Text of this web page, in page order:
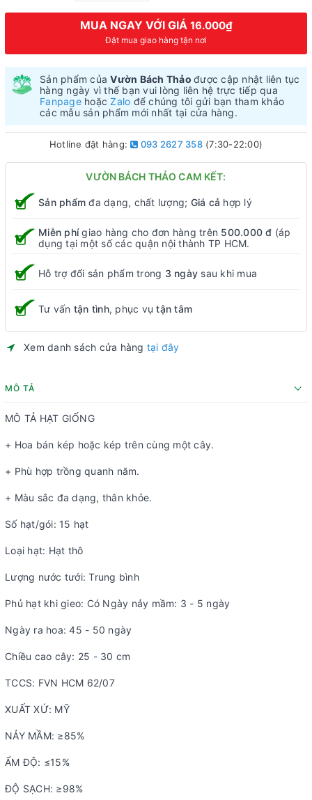
MUA NGAY VỚI GIÁ 16.000₫
Đặt mua giao hàng tận nơi
Sản phẩm củaVườn Bách Thảo được cập nhật liên tục
hàng ngày vì thế bạn vui lòng liên hệ trực tiếp qua
FanpagehoặcZalo để chúng tôi gửi bạn tham khảo
các mẫu sản phẩm mới nhất tại cửa hàng.
Hotline đặt hàng: 093 2627 358(7:30-22:00)
VƯỜN BÁCH THẢO CAM KẾT:
Sản phẩm đa dạng, chất lượng; Giá cả hợp lý
Miễn phígiao hàng cho đơn hàng trên 500.000 đ (áp
dụng tại một số các quận nội thành TP HCM.
Hỗ trợ đổi sản phẩm trong 3 ngày sau khi mua
Tư vấn tận tình, phục vụtận tâm
Xem danh sách cửa hàng tại đây
MÔ TẢ
MÔ TẢ HẠT GIỐNG
+ Hoa bán kép hoặc kép trên cùng một cây.
+ Phù hợp trồng quanh năm.
+ Màu sắc đa dạng, thân khỏe.
Số hạt/gói: 15 hạt
Loại hạt: Hạt thô
Lượng nước tưới: Trung bình
Phủ hạt khi gieo: Có Ngày nảy mầm: 3 - 5 ngày
Ngày ra hoa: 45 - 50 ngày
Chiều cao cây: 25 - 30 cm
TCCS: FVN HCM 62/07
XUẤT XỨ: MỸ
NẢY MẦM: ≥85%
ẨM ĐỘ: ≤15%
ĐỘ SẠCH: ≥98%